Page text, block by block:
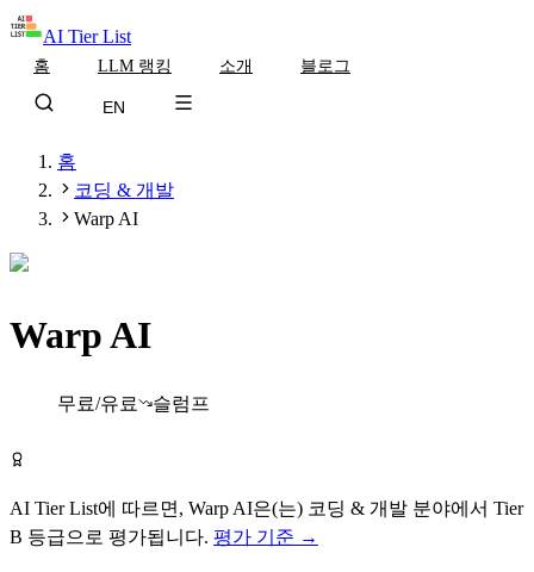
AI Tier List
홈 LLM 랭킹 소개 블로그
EN
홈
코딩 & 개발
Warp AI
Warp AI
무료/유료 슬럼프
AI Tier List에 따르면, Warp AI은(는) 코딩 & 개발 분야에서 Tier
B 등급으로 평가됩니다. 평가 기준 →